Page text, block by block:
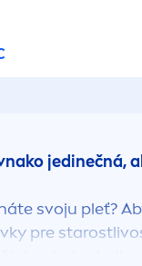
jedinečná,
svoju pleť?
pre